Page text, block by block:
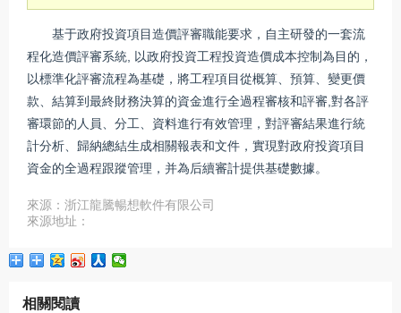
基于政府投資項目造價評審職能要求，自主研發的一套流
程化造價評審系統, 以政府投資工程投資造價成本控制為目的，
以標準化評審流程為基礎，將工程項目從概算、預算、變更價
款、結算到最終財務決算的資金進行全過程審核和評審,對各評
審環節的人員、分工、資料進行有效管理，對評審結果進行統
計分析、歸納總結生成相關報表和文件，實現對政府投資項目
資金的全過程跟蹤管理，并為后續審計提供基礎數據。
來源：浙江龍騰暢想軟件有限公司
來源地址：
相關閱讀